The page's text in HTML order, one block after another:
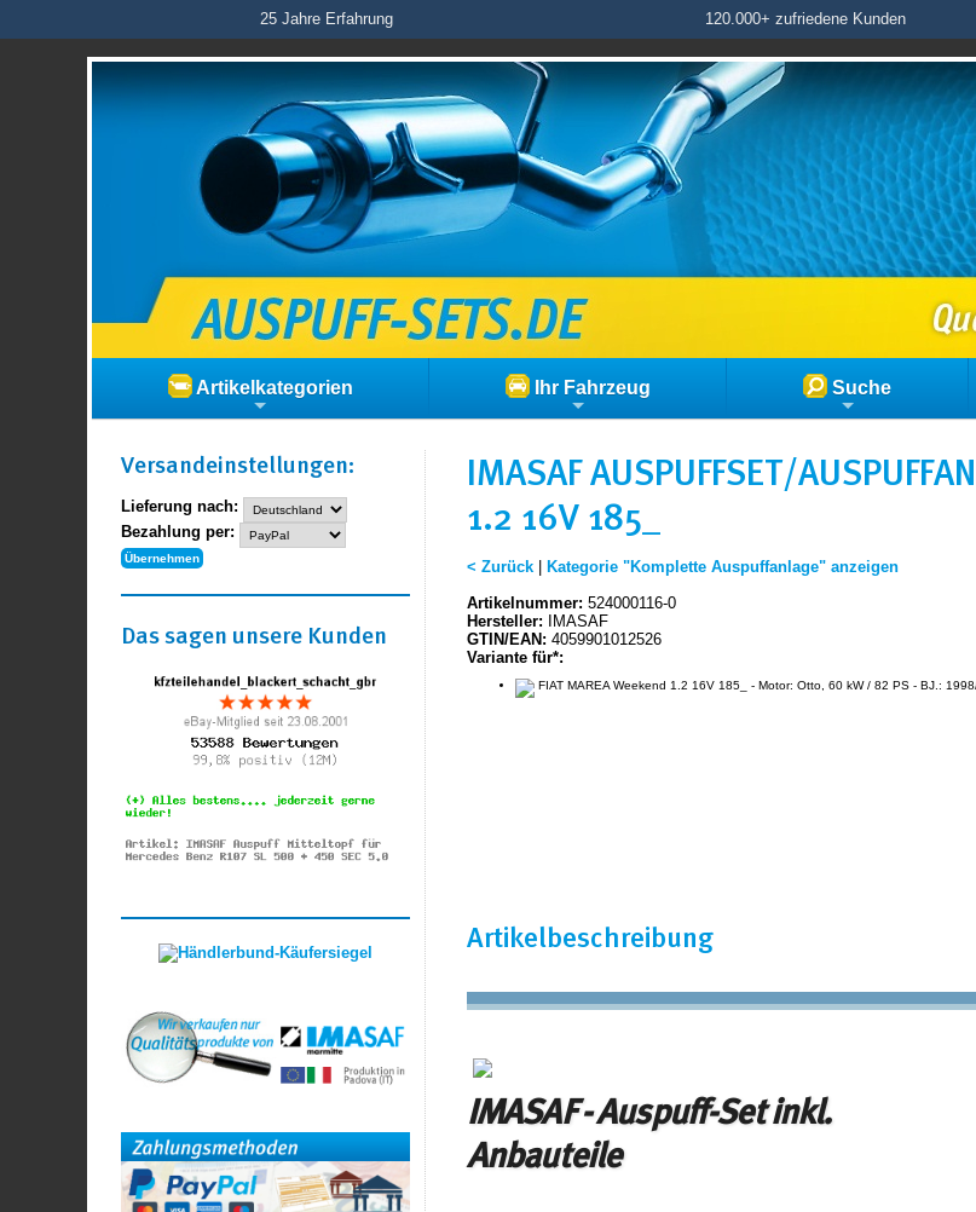
25 Jahre Erfahrung 120.000+ zufriedene Kunden
Artikelkategorien Ihr Fahrzeug Suche
IMASAF AUSPUFFSET/
1.2 16V 185_
< Zurück|
Kategorie "Komplette Auspuffanlage" anzeigen
Artikelnummer: 524000116-0
Hersteller: IMASAF
GTIN/EAN: 4059901012526
Variante für*:
FIAT MAREA Weekend 1.2 16V 185_ - Motor: Otto, 60 kW / 82 PS - BJ.:
Artikelbeschreibung
IMASAF - Auspuff-Set inkl.
Anbauteile
Versand­einstellungen:
Lieferung nach:
Bezahlung per:
Das sagen unsere Kunden